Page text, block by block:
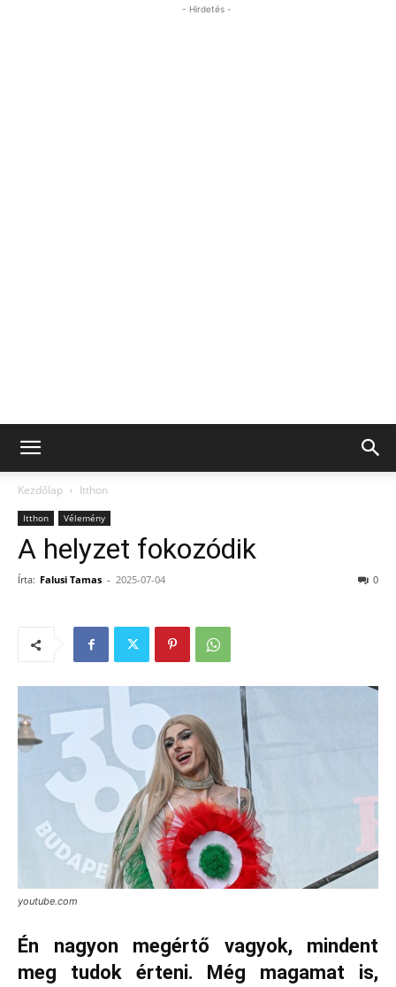
- Hirdetés -
Kezdőlap Itthon
Itthon Vélemény
A helyzet fokozódik
Írta: Falusi Tamas - 2025-07-04 0
youtube.com
Én nagyon megértő vagyok, mindent
meg tudok érteni. Még magamat is,